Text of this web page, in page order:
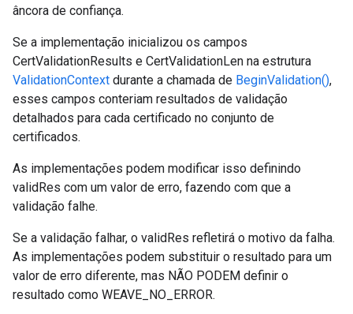
âncora de confiança.
Se a implementação inicializou os campos
CertValidationResults e CertValidationLen na estrutura
ValidationContext durante a chamada de BeginValidation(),
esses campos conteriam resultados de validação
detalhados para cada certificado no conjunto de
certificados.
As implementações podem modificar isso definindo
validRes com um valor de erro, fazendo com que a
validação falhe.
Se a validação falhar, o validRes refletirá o motivo da falha.
As implementações podem substituir o resultado para um
valor de erro diferente, mas NÃO PODEM definir o
resultado como WEAVE_NO_ERROR.